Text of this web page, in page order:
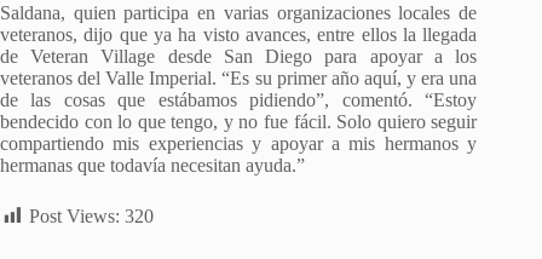
Saldana, quien participa en varias organizaciones locales de
veteranos, dijo que ya ha visto avances, entre ellos la llegada
de Veteran Village desde San Diego para apoyar a los
veteranos del Valle Imperial. “Es su primer año aquí, y era una
de las cosas que estábamos pidiendo”, comentó. “Estoy
bendecido con lo que tengo, y no fue fácil. Solo quiero seguir
compartiendo mis experiencias y apoyar a mis hermanos y
hermanas que todavía necesitan ayuda.”
Post Views: 320